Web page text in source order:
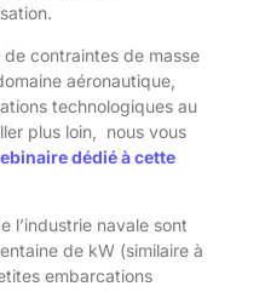
contraintes de masse
aéronautique,
technologiques au
plus loin, nous vous
dédié à cette
l’industrie navale sont
de kW (similaire à
embarcations